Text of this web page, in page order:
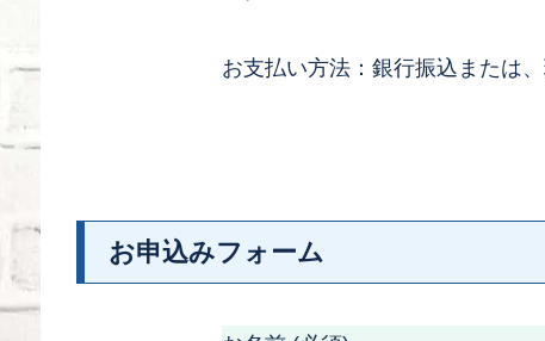
お支払い方法：銀行振込または
お申込みフォーム